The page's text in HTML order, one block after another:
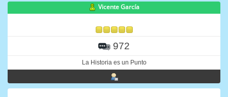
Vicente García
972
La Historia es un Punto